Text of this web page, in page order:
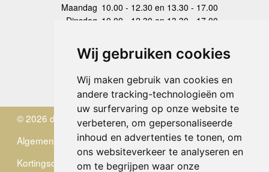
Wij gebruiken cookies
Wij maken gebruik van cookies en
andere tracking-technologieën om
uw surfervaring op onze website te
verbeteren, om gepersonaliseerde
inhoud en advertenties te tonen, om
ons websiteverkeer te analyseren en
om te begrijpen waar onze
Maandag 10.00 - 12.30 en 13.30 - 17.00
Dinsdag 10.00 - 12.30 en 13.30 - 17.00
Donderdag
10.00 - 12.30 en 13.30 - 17.00
Vrijdag 10.00 - 12.30 en 13.30 - 17.00
Zaterdag
gesloten
Zondag gesloten
© 2026 de Zwerver
Algemene Voorwaarden
Kortingscode